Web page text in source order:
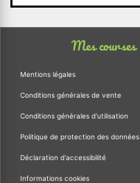
Mes courses
Mentions légales
Conditions générales de vente
Conditions générales d'utilisation
Politique de protection des données
Déclaration d'accessibilité
Informations cookies